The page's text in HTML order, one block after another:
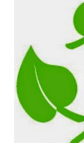
banche che è al
conseguenza
risparmiatori
soldi. In Italia
ed ognuna di
all'investimento
potrebbero
tempo a prende...